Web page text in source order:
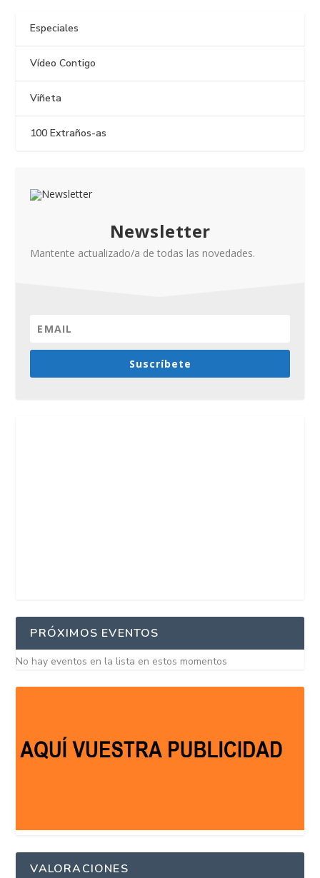
Especiales
Vídeo Contigo
Viñeta
100 Extraños-as
Newsletter
Mantente actualizado/a de todas las novedades.
Suscríbete
PRÓXIMOS EVENTOS
No hay eventos en la lista en estos momentos
VALORACIONES